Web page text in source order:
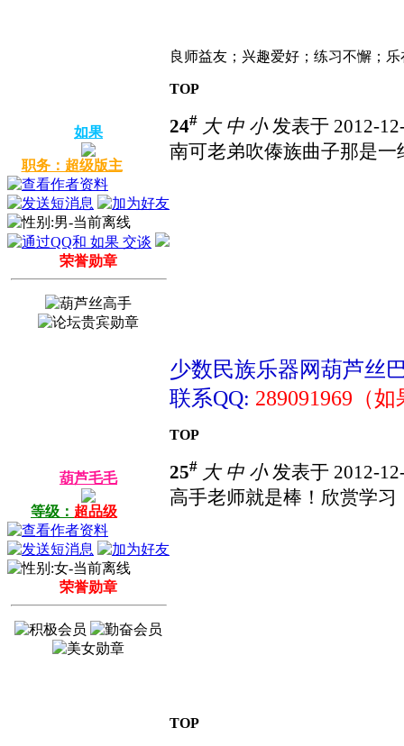
良师益友；兴趣爱好；练习不懈；
TOP
如果
职务：超级版主
荣誉勋章
24# 大 中 小发表于 2012-
南可老弟吹傣族曲子那是
少数民族乐器网葫芦丝
联系QQ: 289091969（如
TOP
葫芦毛毛
等级： 超品级
荣誉勋章
25# 大 中 小发表于 2012-
高手老师就是棒！欣赏学习
TOP